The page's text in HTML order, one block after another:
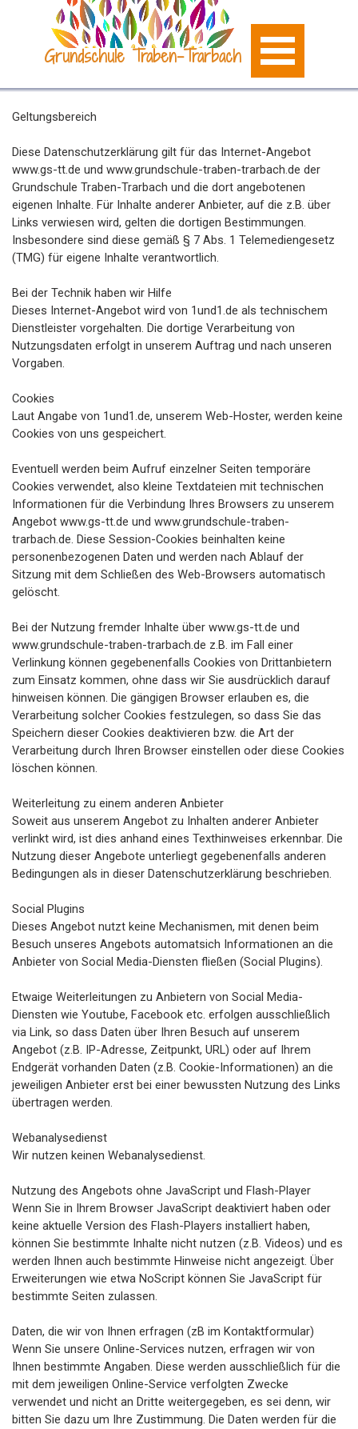
Grundschule Traben-Trarbach
Geltungsbereich
Diese Datenschutzerklärung gilt für das Internet-Angebot
www.gs-tt.de und www.grundschule-traben-trarbach.de der
Grundschule Traben-Trarbach und die dort angebotenen
eigenen Inhalte. Für Inhalte anderer Anbieter, auf die z.B. über
Links verwiesen wird, gelten die dortigen Bestimmungen.
Insbesondere sind diese gemäß § 7 Abs. 1 Telemediengesetz
(TMG) für eigene Inhalte verantwortlich.
Bei der Technik haben wir Hilfe
Dieses Internet-Angebot wird von 1und1.de als technischem
Dienstleister vorgehalten. Die dortige Verarbeitung von
Nutzungsdaten erfolgt in unserem Auftrag und nach unseren
Vorgaben.
Cookies
Laut Angabe von 1und1.de, unserem Web-Hoster, werden keine
Cookies von uns gespeichert.
Eventuell werden beim Aufruf einzelner Seiten temporäre
Cookies verwendet, also kleine Textdateien mit technischen
Informationen für die Verbindung Ihres Browsers zu unserem
Angebot www.gs-tt.de und www.grundschule-traben-
trarbach.de. Diese Session-Cookies beinhalten keine
personenbezogenen Daten und werden nach Ablauf der
Sitzung mit dem Schließen des Web-Browsers automatisch
gelöscht.
Bei der Nutzung fremder Inhalte über www.gs-tt.de und
www.grundschule-traben-trarbach.de z.B. im Fall einer
Verlinkung können gegebenenfalls Cookies von Drittanbietern
zum Einsatz kommen, ohne dass wir Sie ausdrücklich darauf
hinweisen können. Die gängigen Browser erlauben es, die
Verarbeitung solcher Cookies festzulegen, so dass Sie das
Speichern dieser Cookies deaktivieren bzw. die Art der
Verarbeitung durch Ihren Browser einstellen oder diese Cookies
löschen können.
Weiterleitung zu einem anderen Anbieter
Soweit aus unserem Angebot zu Inhalten anderer Anbieter
verlinkt wird, ist dies anhand eines Texthinweises erkennbar. Die
Nutzung dieser Angebote unterliegt gegebenenfalls anderen
Bedingungen als in dieser Datenschutzerklärung beschrieben.
Social Plugins
Dieses Angebot nutzt keine Mechanismen, mit denen beim
Besuch unseres Angebots automatsich Informationen an die
Anbieter von Social Media-Diensten fließen (Social Plugins).
Etwaige Weiterleitungen zu Anbietern von Social Media-
Diensten wie Youtube, Facebook etc. erfolgen ausschließlich
via Link, so dass Daten über Ihren Besuch auf unserem
Angebot (z.B. IP-Adresse, Zeitpunkt, URL) oder auf Ihrem
Endgerät vorhanden Daten (z.B. Cookie-Informationen) an die
jeweiligen Anbieter erst bei einer bewussten Nutzung des Links
übertragen werden.
Webanalysedienst
Wir nutzen keinen Webanalysedienst.
Nutzung des Angebots ohne JavaScript und Flash-Player
Wenn Sie in Ihrem Browser JavaScript deaktiviert haben oder
keine aktuelle Version des Flash-Players installiert haben,
können Sie bestimmte Inhalte nicht nutzen (z.B. Videos) und es
werden Ihnen auch bestimmte Hinweise nicht angezeigt. Über
Erweiterungen wie etwa NoScript können Sie JavaScript für
bestimmte Seiten zulassen.
Daten, die wir von Ihnen erfragen (zB im Kontaktformular)
Wenn Sie unsere Online-Services nutzen, erfragen wir von
Ihnen bestimmte Angaben. Diese werden ausschließlich für die
mit dem jeweiligen Online-Service verfolgten Zwecke
verwendet und nicht an Dritte weitergegeben, es sei denn, wir
bitten Sie dazu um Ihre Zustimmung. Die Daten werden für die